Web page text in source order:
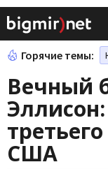
Горячие темы:
Вечный
США